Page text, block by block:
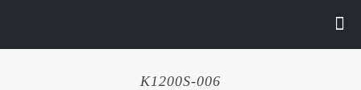
K1200S-006